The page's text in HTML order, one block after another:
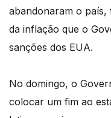
abandonaram o
da inflação que o
sanções dos EUA.
No domingo, o
colocar um fim ao